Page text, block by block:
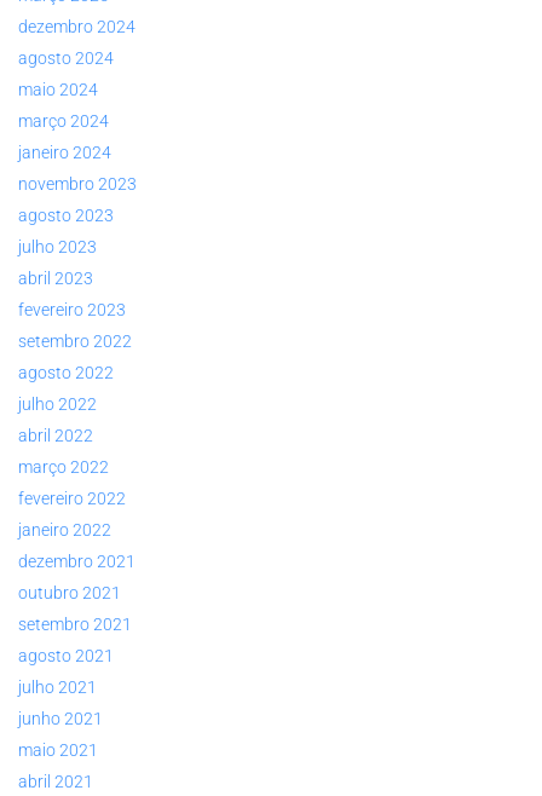
dezembro 2024
agosto 2024
maio 2024
março 2024
janeiro 2024
novembro 2023
agosto 2023
julho 2023
abril 2023
fevereiro 2023
setembro 2022
agosto 2022
julho 2022
abril 2022
março 2022
fevereiro 2022
janeiro 2022
dezembro 2021
outubro 2021
setembro 2021
agosto 2021
julho 2021
junho 2021
maio 2021
abril 2021